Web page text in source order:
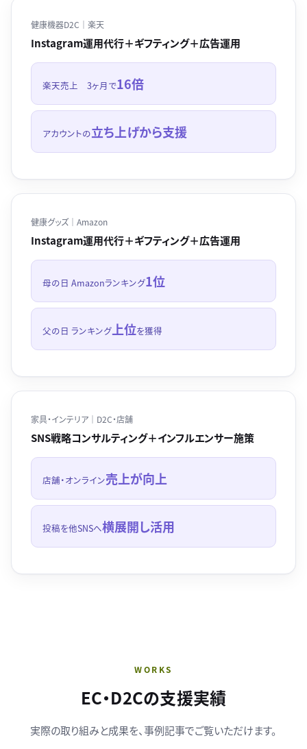
健康機器D2C｜楽天
Instagram運用代行＋ギフティング＋広告運用
楽天売上 3ヶ月で16倍
アカウントの立ち上げから支援
健康グッズ｜Amazon
Instagram運用代行＋ギフティング＋広告運用
母の日 Amazonランキング1位
父の日 ランキング上位を獲得
家具・インテリア｜D2C・店舗
SNS戦略コンサルティング＋インフルエンサー施策
店舗・オンライン売上が向上
投稿を他SNSへ横展開し活用
WORKS
EC・D2Cの支援実績
実際の取り組みと成果を、事例記事でご覧いただけます。